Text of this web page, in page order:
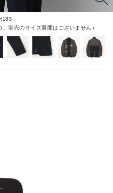
実売のサイズ展開はございません）